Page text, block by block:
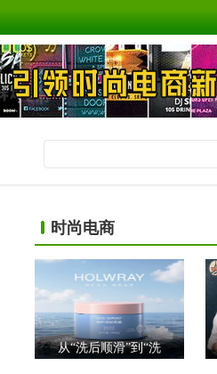
时尚电商
从“洗后顺滑”到“洗